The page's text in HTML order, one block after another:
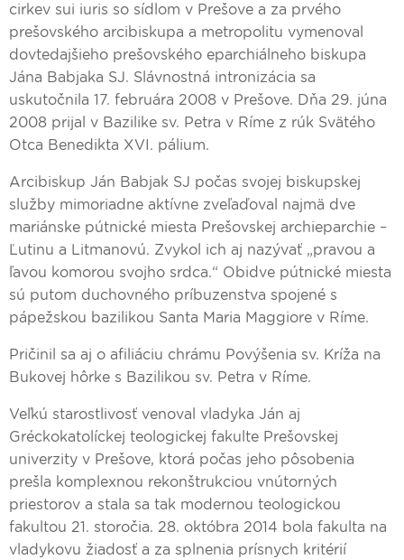
cirkev sui iuris so sídlom v Prešove a za prvého
prešovského arcibiskupa a metropolitu vymenoval
dovtedajšieho prešovského eparchiálneho biskupa
Jána Babjaka SJ. Slávnostná intronizácia sa
uskutočnila 17. februára 2008 v Prešove. Dňa 29. júna
2008 prijal v Bazilike sv. Petra v Ríme z rúk Svätého
Otca Benedikta XVI. pálium.
Arcibiskup Ján Babjak SJ počas svojej biskupskej
služby mimoriadne aktívne zveľaďoval najmä dve
mariánske pútnické miesta Prešovskej archieparchie –
Ľutinu a Litmanovú. Zvykol ich aj nazývať „pravou a
ľavou komorou svojho srdca.“ Obidve pútnické miesta
sú putom duchovného príbuzenstva spojené s
pápežskou bazilikou Santa Maria Maggiore v Ríme.
Pričinil sa aj o afiliáciu chrámu Povýšenia sv. Kríža na
Bukovej hôrke s Bazilikou sv. Petra v Ríme.
Veľkú starostlivosť venoval vladyka Ján aj
Gréckokatolíckej teologickej fakulte Prešovskej
univerzity v Prešove, ktorá počas jeho pôsobenia
prešla komplexnou rekonštrukciou vnútorných
priestorov a stala sa tak modernou teologickou
fakultou 21. storočia. 28. októbra 2014 bola fakulta na
vladykovu žiadosť a za splnenia prísnych kritérií